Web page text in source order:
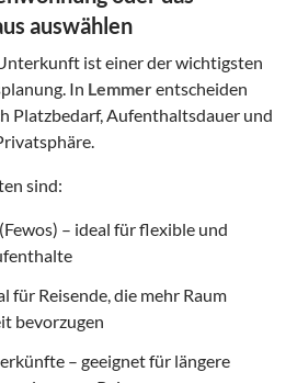
auswählen
ist einer der wichtigsten
In Lemmerentscheiden
Platzbedarf, Aufenthaltsdauer und
sind:
– ideal für flexible und
für Reisende, die mehr Raum
bevorzugen
– geeignet für längere